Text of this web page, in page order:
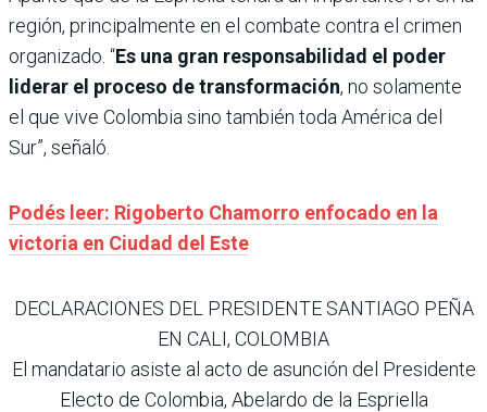
región, principalmente en el combate contra el crimen
organizado. “Es una gran responsabilidad el poder
liderar el proceso de transformación, no solamente
el que vive Colombia sino también toda América del
Sur”, señaló.
Podés leer: Rigoberto Chamorro enfocado en la
victoria en Ciudad del Este
DECLARACIONES DEL PRESIDENTE SANTIAGO PEÑA
EN CALI, COLOMBIA
El mandatario asiste al acto de asunción del Presidente
Electo de Colombia, Abelardo de la Espriella